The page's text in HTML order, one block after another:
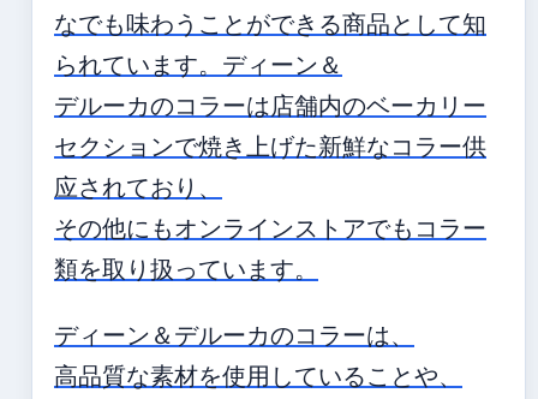
なでも味わうことができる商品として知
られています。ディーン＆
デルーカのコラーは店舗内のベーカリー
セクションで焼き上げた新鮮なコラー供
应されており、
その他にもオンラインストアでもコラー
類を取り扱っています。
ディーン＆デルーカのコラーは、
高品質な素材を使用していることや、